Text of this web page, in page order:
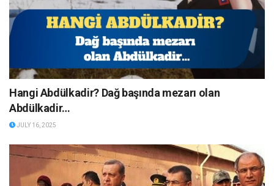
Hangi Abdülkadir? Dağ başında mezarı olan
Abdülkadir…
JULY 16, 2025